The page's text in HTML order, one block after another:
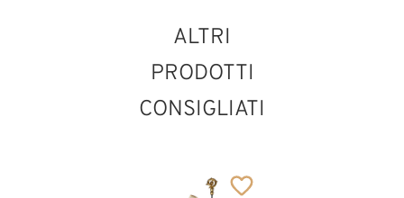
ALTRI
PRODOTTI
CONSIGLIATI